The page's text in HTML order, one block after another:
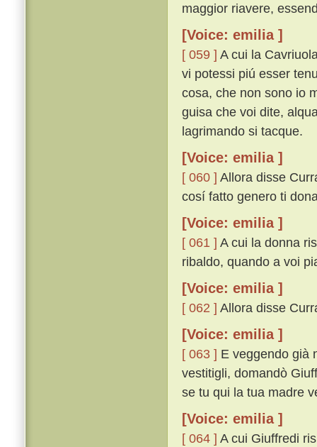
maggior riavere,
[Voice: emilia ]
[ 059 ] A cui la
vi potessi piú esser
cosa, che non sono io
guisa che voi dite,
lagrimando si tacque.
[Voice: emilia ]
[ 060 ] Allora disse
cosí fatto genero ti
[Voice: emilia ]
[ 061 ] A cui la donna
ribaldo, quando a voi
[Voice: emilia ]
[ 062 ] Allora disse
[Voice: emilia ]
[ 063 ] E veggendo già
vestitigli, domandò
se tu qui la tua madre
[Voice: emilia ]
[ 064 ] A cui Giuffredi